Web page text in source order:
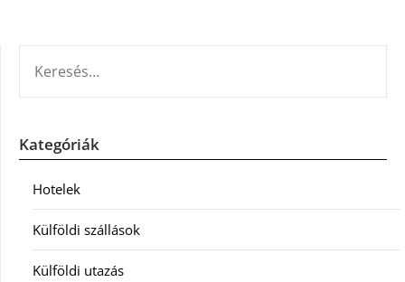
Kategóriák
Hotelek
Külföldi szállások
Külföldi utazás